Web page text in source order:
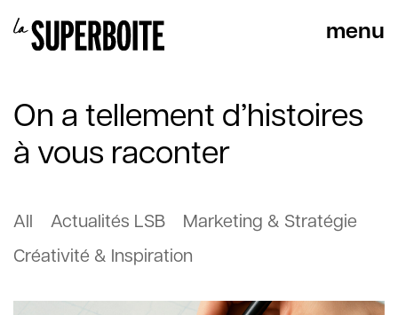
On a tellement d’histoires
à vous raconter
All Actualités LSB
Marketing & Stratégie
Créativité & Inspiration